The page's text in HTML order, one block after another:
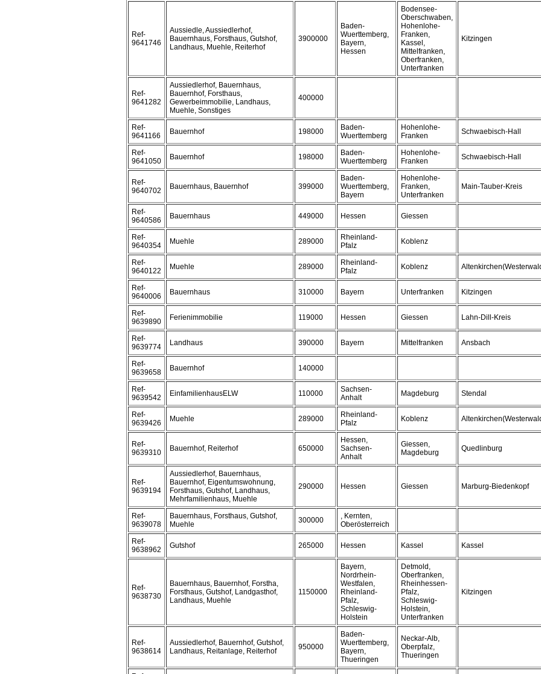
Ref-
9641746
Aussiedle, Aussiedlerhof,
Bauernhaus, Forsthaus, Gutshof,
Landhaus, Muehle, Reiterhof
3900000
Baden-
Wuerttemberg,
Bayern,
Hessen
Bodensee-
Oberschwaben,
Hohenlohe-
Franken,
Kassel,
Mittelfranken,
Oberfranken,
Unterfranken
Kitzingen
Ref-
9641282
Aussiedlerhof, Bauernhaus,
Bauernhof, Forsthaus,
Gewerbeimmobilie, Landhaus,
Muehle, Sonstiges
400000
Ref-
9641166
Bauernhof 198000
Baden-
Wuerttemberg
Hohenlohe-
Franken
Schwaebisch-Hall
Ref-
9641050
Bauernhof 198000
Baden-
Wuerttemberg
Hohenlohe-
Franken
Schwaebisch-Hall
Ref-
9640702
Bauernhaus, Bauernhof 399000
Baden-
Wuerttemberg,
Bayern
Hohenlohe-
Franken,
Unterfranken
Main-Tauber-Kreis
Ref-
9640586
Bauernhaus 449000 Hessen Giessen
Ref-
9640354
Muehle 289000
Rheinland-
Pfalz
Koblenz
Ref-
9640122
Muehle 289000
Rheinland-
Pfalz
Koblenz
Ref-
9640006
Bauernhaus 310000 Bayern Unterfranken Kitzingen
Ref-
9639890
Ferienimmobilie 119000 Hessen Giessen Lahn-Dill-Kreis
Ref-
9639774
Landhaus 390000 Bayern Mittelfranken Ansbach
Ref-
9639658
Bauernhof 140000
Ref-
9639542
EinfamilienhausELW 110000
Sachsen-
Anhalt
Magdeburg Stendal
Ref-
9639426
Muehle 289000
Rheinland-
Pfalz
Koblenz
Ref-
9639310
Bauernhof, Reiterhof 650000
Hessen,
Sachsen-
Anhalt
Giessen,
Magdeburg
Quedlinburg
Ref-
9639194
Aussiedlerhof, Bauernhaus,
Bauernhof, Eigentumswohnung,
Forsthaus, Gutshof, Landhaus,
Mehrfamilienhaus, Muehle
290000 Hessen Giessen Marburg-Biedenkopf
Ref-
9639078
Bauernhaus, Forsthaus, Gutshof,
Muehle
300000
, Kernten,
Oberösterreich
Ref-
9638962
Gutshof 265000 Hessen Kassel Kassel
Ref-
9638730
Bauernhaus, Bauernhof, Forstha,
Forsthaus, Gutshof, Landgasthof,
Landhaus, Muehle
1150000
Bayern,
Nordrhein-
Westfalen,
Rheinland-
Pfalz,
Schleswig-
Holstein
Detmold,
Oberfranken,
Rheinhessen-
Pfalz,
Schleswig-
Holstein,
Unterfranken
Kitzingen
Ref-
9638614
Aussiedlerhof, Bauernhof, Gutshof,
Landhaus, Reitanlage, Reiterhof
950000
Baden-
Wuerttemberg,
Bayern,
Thueringen
Neckar-Alb,
Oberpfalz,
Thueringen